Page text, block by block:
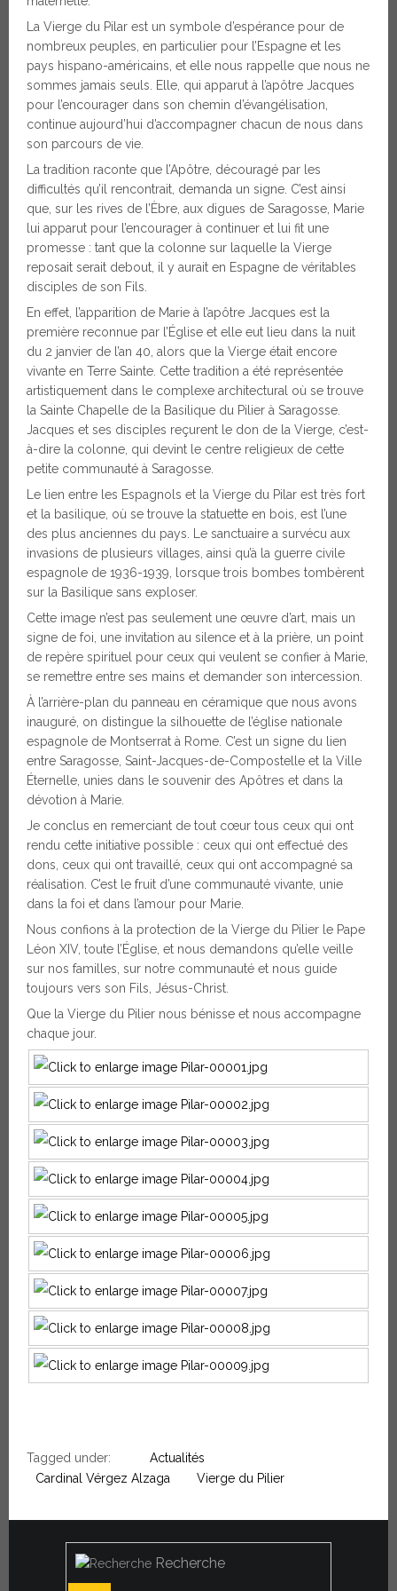
La Vierge du Pilar est un symbole d’espérance pour de
nombreux peuples, en particulier pour l’Espagne et les
pays hispano-américains, et elle nous rappelle que nous ne
sommes jamais seuls. Elle, qui apparut à l’apôtre Jacques
pour l’encourager dans son chemin d’évangélisation,
continue aujourd’hui d’accompagner chacun de nous dans
son parcours de vie.
La tradition raconte que l’Apôtre, découragé par les
difficultés qu’il rencontrait, demanda un signe. C’est ainsi
que, sur les rives de l’Èbre, aux digues de Saragosse, Marie
lui apparut pour l’encourager à continuer et lui fit une
promesse : tant que la colonne sur laquelle la Vierge
reposait serait debout, il y aurait en Espagne de véritables
disciples de son Fils.
En effet, l’apparition de Marie à l’apôtre Jacques est la
première reconnue par l’Église et elle eut lieu dans la nuit
du 2 janvier de l’an 40, alors que la Vierge était encore
vivante en Terre Sainte. Cette tradition a été représentée
artistiquement dans le complexe architectural où se trouve
la Sainte Chapelle de la Basilique du Pilier à Saragosse.
Jacques et ses disciples reçurent le don de la Vierge, c’est-
à-dire la colonne, qui devint le centre religieux de cette
petite communauté à Saragosse.
Le lien entre les Espagnols et la Vierge du Pilar est très fort
et la basilique, où se trouve la statuette en bois, est l’une
des plus anciennes du pays. Le sanctuaire a survécu aux
invasions de plusieurs villages, ainsi qu’à la guerre civile
espagnole de 1936-1939, lorsque trois bombes tombèrent
sur la Basilique sans exploser.
Cette image n’est pas seulement une œuvre d’art, mais un
signe de foi, une invitation au silence et à la prière, un point
de repère spirituel pour ceux qui veulent se confier à Marie,
se remettre entre ses mains et demander son intercession.
À l’arrière-plan du panneau en céramique que nous avons
inauguré, on distingue la silhouette de l’église nationale
espagnole de Montserrat à Rome. C’est un signe du lien
entre Saragosse, Saint-Jacques-de-Compostelle et la Ville
Éternelle, unies dans le souvenir des Apôtres et dans la
dévotion à Marie.
Je conclus en remerciant de tout cœur tous ceux qui ont
rendu cette initiative possible : ceux qui ont effectué des
dons, ceux qui ont travaillé, ceux qui ont accompagné sa
réalisation. C’est le fruit d’une communauté vivante, unie
dans la foi et dans l’amour pour Marie.
Nous confions à la protection de la Vierge du Pilier le Pape
Léon XIV, toute l’Église, et nous demandons qu’elle veille
sur nos familles, sur notre communauté et nous guide
toujours vers son Fils, Jésus-Christ.
Que la Vierge du Pilier nous bénisse et nous accompagne
chaque jour.
Tagged under:
Actualités
Cardinal Vérgez Alzaga
Vierge du Pilier
Recherche